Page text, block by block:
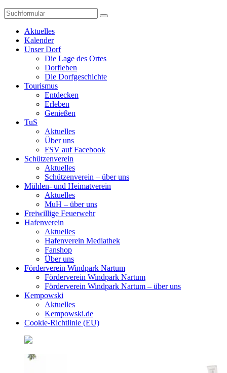
Suchen
Aktuelles
Kalender
Unser Dorf
Die Lage des Ortes
Dorfleben
Die Dorfgeschichte
Tourismus
Entdecken
Erleben
Genießen
TuS
Aktuelles
Über uns
FSV auf Facebook
Schützenverein
Aktuelles
Schützenverein – über uns
Mühlen- und Heimatverein
Aktuelles
MuH – über uns
Freiwillige Feuerwehr
Hafenverein
Aktuelles
Hafenverein Mediathek
Fanshop
Über uns
Förderverein Windpark Nartum
Förderverein Windpark Nartum
Förderverein Windpark Nartum – über uns
Kempowski
Aktuelles
Kempowski.de
Cookie-Richtlinie (EU)